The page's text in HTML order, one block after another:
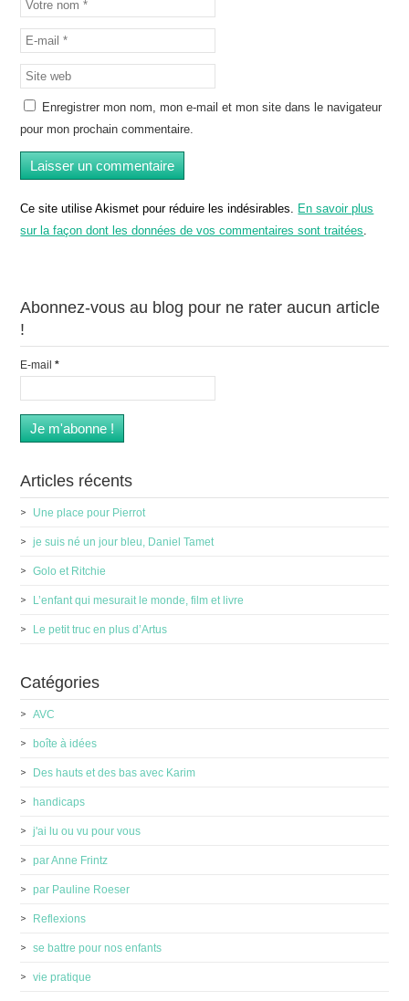
Enregistrer mon nom, mon e-mail et mon site dans le navigateur
pour mon prochain commentaire.
Ce site utilise Akismet pour réduire les indésirables. En savoir plus
sur la façon dont les données de vos commentaires sont traitées
Abonnez-vous au blog pour ne rater aucun article
!
E-mail*
Articles récents
Une place pour Pierrot
je suis né un jour bleu, Daniel Tamet
Golo et Ritchie
L’enfant qui mesurait le monde, film et livre
Le petit truc en plus d’Artus
Catégories
AVC
boîte à idées
Des hauts et des bas avec Karim
handicaps
j'ai lu ou vu pour vous
par Anne Frintz
par Pauline Roeser
Reflexions
se battre pour nos enfants
vie pratique